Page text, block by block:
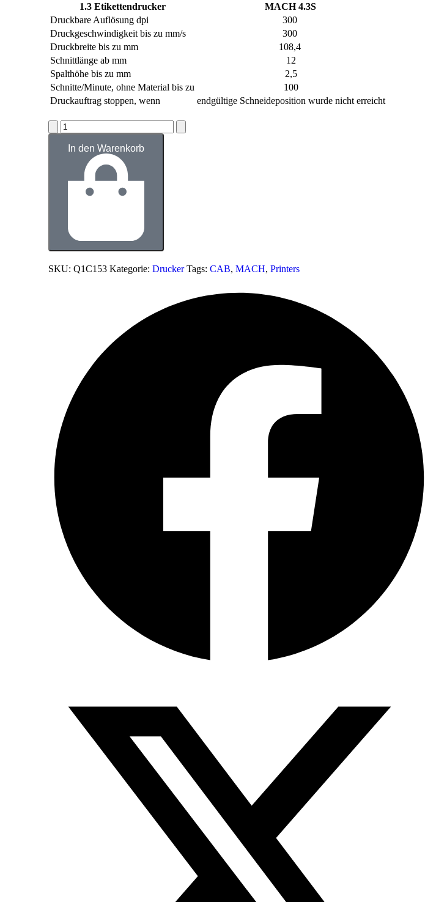
1.3 Etikettendrucker
MACH 4.3S
Druckbare Auflösung dpi
300
Druckgeschwindigkeit bis zu mm/s
300
Druckbreite bis zu mm
108,4
Schnittlänge ab mm
12
Spalthöhe bis zu mm
2,5
Schnitte/Minute, ohne Material bis zu
100
Druckauftrag stoppen, wenn
endgültige Schneideposition wurde nicht erreicht
In den Warenkorb
SKU: Q1C153 Kategorie: Drucker Tags: CAB, MACH, Printers